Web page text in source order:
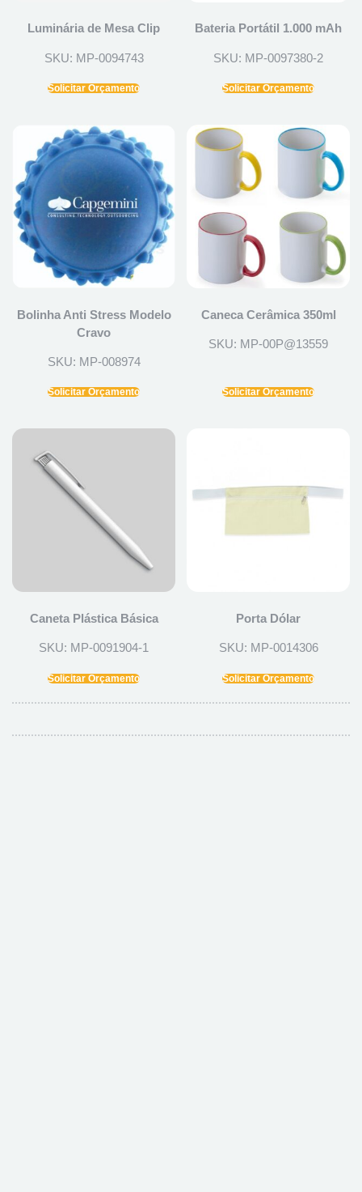
Luminária de Mesa Clip
SKU: MP-0094743
Solicitar Orçamento
Bateria Portátil 1.000 mAh
SKU: MP-0097380-2
Solicitar Orçamento
Bolinha Anti Stress Modelo
Cravo
SKU: MP-008974
Solicitar Orçamento
Caneca Cerâmica 350ml
SKU: MP-00P@13559
Solicitar Orçamento
Caneta Plástica Básica
SKU: MP-0091904-1
Solicitar Orçamento
Porta Dólar
SKU: MP-0014306
Solicitar Orçamento